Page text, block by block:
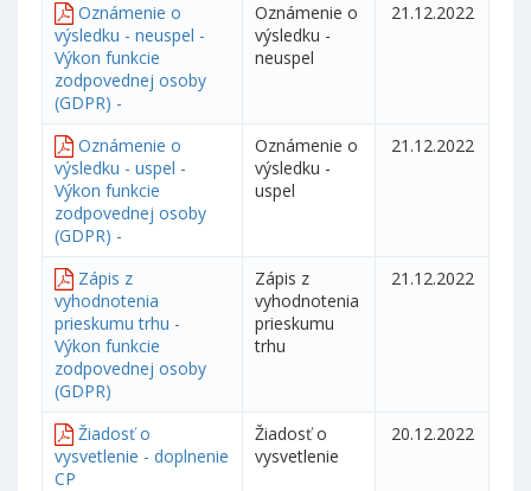
Oznámenie o
výsledku - neuspel -
Výkon funkcie
zodpovednej osoby
(GDPR) -
Oznámenie o
výsledku -
neuspel
21.12.2022
Oznámenie o
výsledku - uspel -
Výkon funkcie
zodpovednej osoby
(GDPR) -
Oznámenie o
výsledku -
uspel
21.12.2022
Zápis z
vyhodnotenia
prieskumu trhu -
Výkon funkcie
zodpovednej osoby
(GDPR)
Zápis z
vyhodnotenia
prieskumu
trhu
21.12.2022
Žiadosť o
vysvetlenie - doplnenie
CP
Žiadosť o
vysvetlenie
20.12.2022